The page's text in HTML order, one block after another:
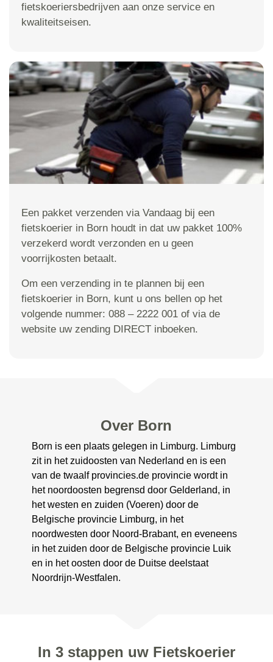
fietskoeriersbedrijven aan onze service en
kwaliteitseisen.
Een pakket verzenden via Vandaag bij een
fietskoerier in Born houdt in dat uw pakket 100%
verzekerd wordt verzonden en u geen
voorrijkosten betaalt.
Om een verzending in te plannen bij een
fietskoerier in Born, kunt u ons bellen op het
volgende nummer: 088 – 2222 001 of via de
website uw zending DIRECT inboeken.
Over Born
Born is een plaats gelegen in Limburg. Limburg
zit in het zuidoosten van Nederland en is een
van de twaalf provincies.de provincie wordt in
het noordoosten begrensd door Gelderland, in
het westen en zuiden (Voeren) door de
Belgische provincie Limburg, in het
noordwesten door Noord-Brabant, en eveneens
in het zuiden door de Belgische provincie Luik
en in het oosten door de Duitse deelstaat
Noordrijn-Westfalen.
In 3 stappen uw Fietskoerier